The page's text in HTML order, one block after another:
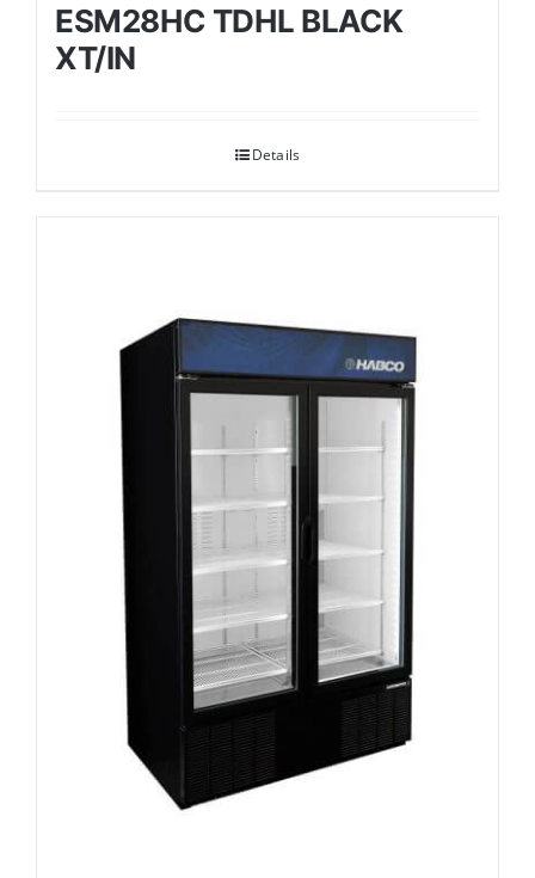
ESM28HC TDHL BLACK
XT/IN
Details